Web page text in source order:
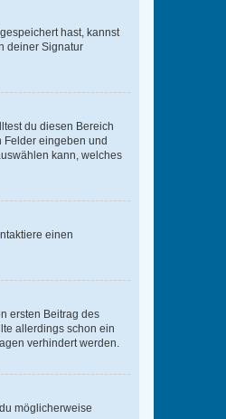
hast, kannst
deiner Signatur
du diesen Bereich
Felder eingeben und
kann, welches
einen
ersten Beitrag des
allerdings schon ein
verhindert werden.
möglicherweise